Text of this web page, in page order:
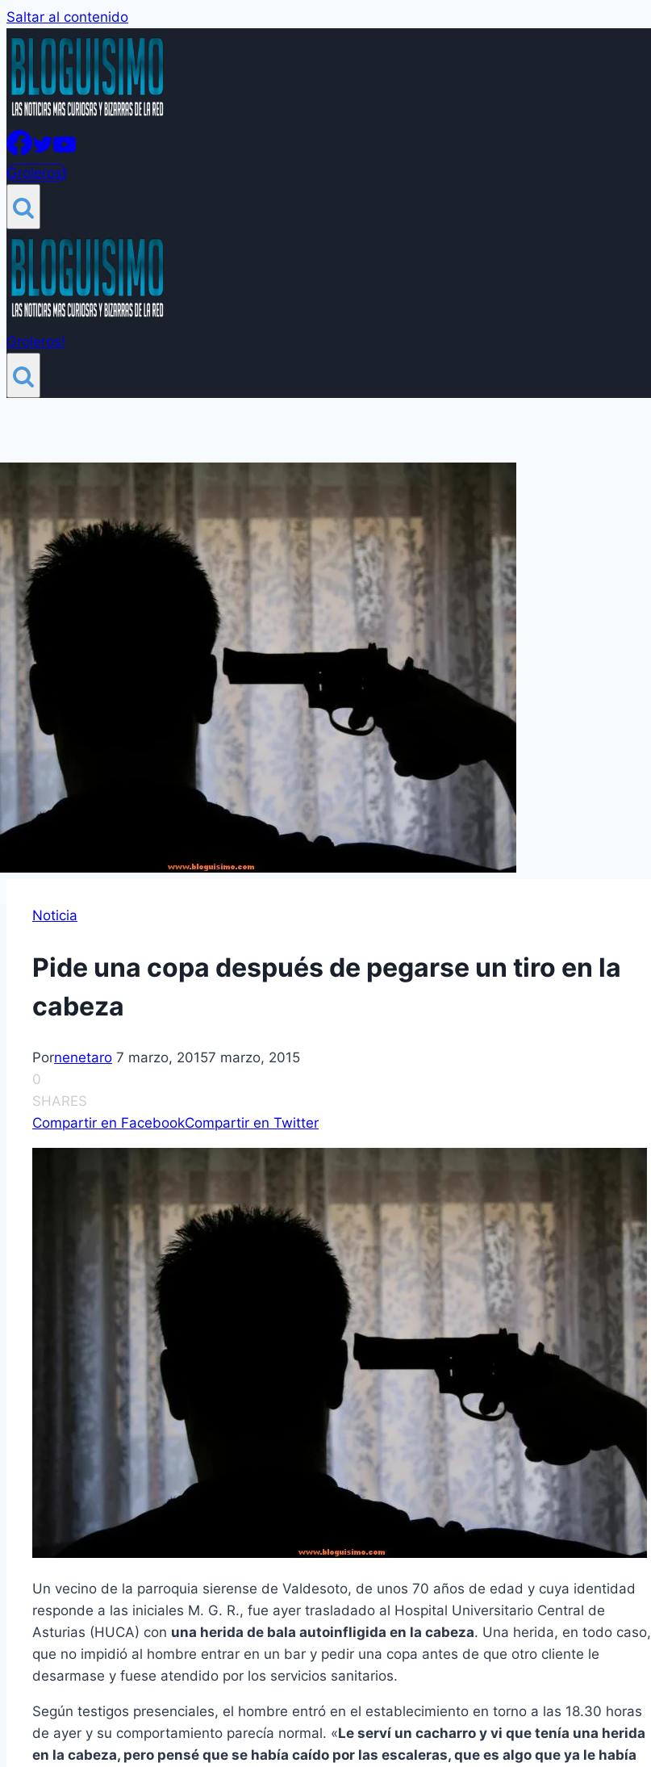
Saltar al contenido
Groleros!
Groleros!
Noticia
Pide una copa después de pegarse un tiro en la
cabeza
Pornenetaro 7 marzo, 20157 marzo, 2015
0
SHARES
Compartir en FacebookCompartir en Twitter
Un vecino de la parroquia sierense de Valdesoto, de unos 70 años de edad y cuya identidad
responde a las iniciales M. G. R., fue ayer trasladado al Hospital Universitario Central de
Asturias (HUCA) con una herida de bala autoinfligida en la cabeza. Una herida, en todo caso,
que no impidió al hombre entrar en un bar y pedir una copa antes de que otro cliente le
desarmase y fuese atendido por los servicios sanitarios.
Según testigos presenciales, el hombre entró en el establecimiento en torno a las 18.30 horas
de ayer y su comportamiento parecía normal. «Le serví un cacharro y vi que tenía una herida
en la cabeza, pero pensé que se había caído por las escaleras, que es algo que ya le había